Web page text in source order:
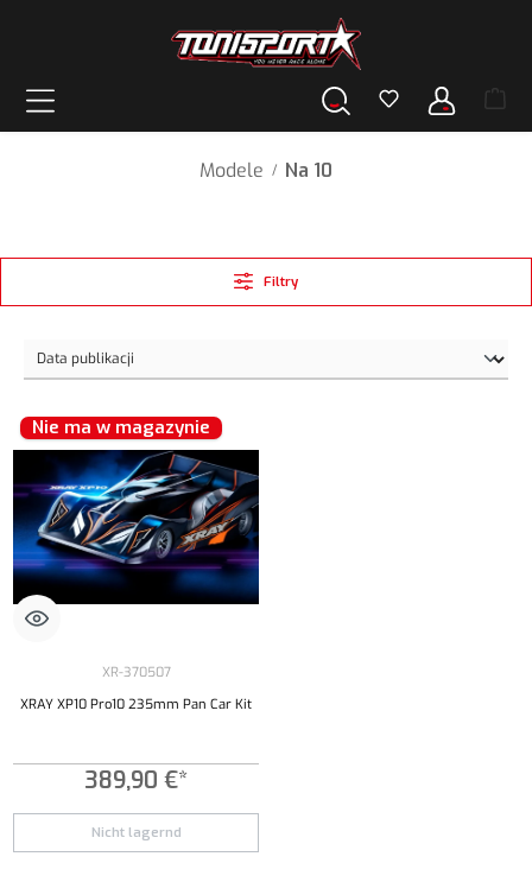
Modele / Na 10
Filtry
Nie ma w magazynie
XR-370507
XRAY XP10 Pro10 235mm Pan Car Kit
389,90 €*
Nicht lagernd